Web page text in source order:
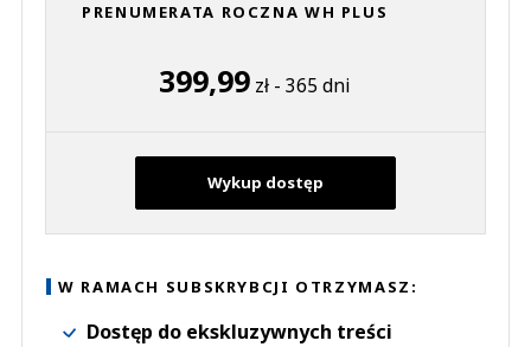
PRENUMERATA ROCZNA WH PLUS
399,99zł - 365 dni
Wykup dostęp
W RAMACH SUBSKRYBCJI OTRZYMASZ:
Dostęp do ekskluzywnych treści